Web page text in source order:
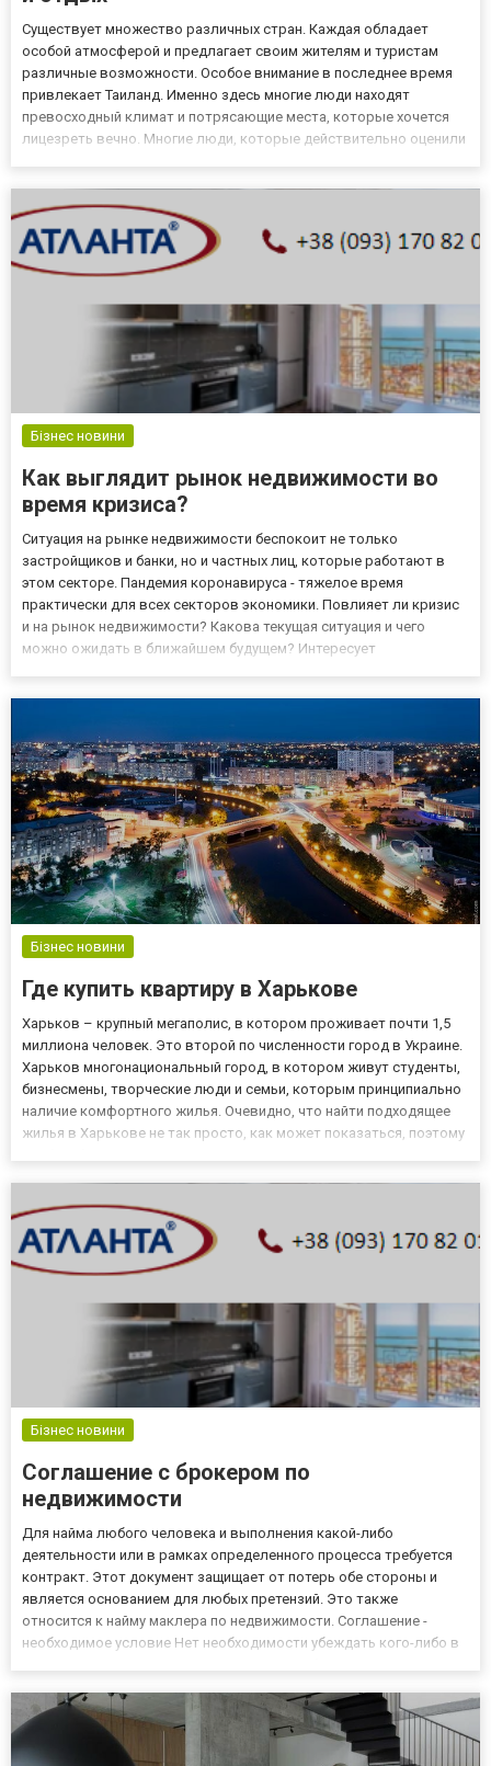
Существует множество различных стран. Каждая обладает
особой атмосферой и предлагает своим жителям и туристам
различные возможности. Особое внимание в последнее время
привлекает Таиланд. Именно здесь многие люди находят
превосходный климат и потрясающие места, которые хочется
лицезреть вечно. Многие люди, которые действительно оценили
возможностей....
Бізнес новини
Как выглядит рынок недвижимости во
время кризиса?
Ситуация на рынке недвижимости беспокоит не только
застройщиков и банки, но и частных лиц, которые работают в
этом секторе. Пандемия коронавируса - тяжелое время
практически для всех секторов экономики. Повлияет ли кризис
и на рынок недвижимости? Какова текущая ситуация и чего
можно ожидать в ближайшем будущем? Интересует
Бізнес новини
Где купить квартиру в Харькове
Харьков – крупный мегаполис, в котором проживает почти 1,5
миллиона человек. Это второй по численности город в Украине.
Харьков многонациональный город, в котором живут студенты,
бизнесмены, творческие люди и семьи, которым принципиально
наличие комфортного жилья. Очевидно, что найти подходящее
жилья в Харькове не так просто, как может показаться, поэтому
Бізнес новини
Соглашение с брокером по
недвижимости
Для найма любого человека и выполнения какой-либо
деятельности или в рамках определенного процесса требуется
контракт. Этот документ защищает от потерь обе стороны и
является основанием для любых претензий. Это также
относится к найму маклера по недвижимости. Соглашение -
необходимое условие Нет необходимости убеждать кого-либо в
последствия в виде невыпо...